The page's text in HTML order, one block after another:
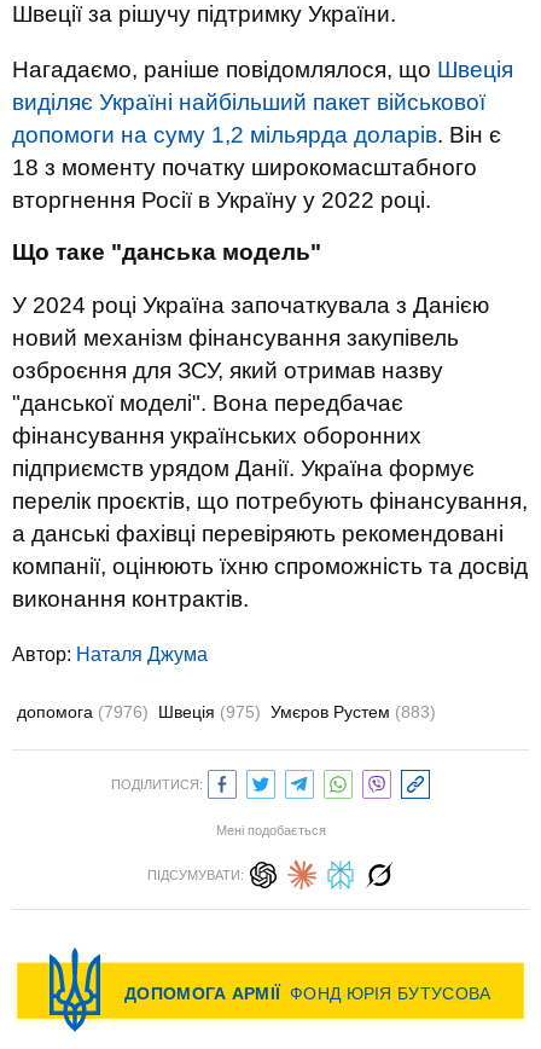
Швеції за рішучу підтримку України.
Нагадаємо, раніше повідомлялося, що Швеція
виділяє Україні найбільший пакет військової
допомоги на суму 1,2 мільярда доларів. Він є
18 з моменту початку широкомасштабного
вторгнення Росії в Україну у 2022 році.
Що таке "данська модель"
У 2024 році Україна започаткувала з Данією
новий механізм фінансування закупівель
озброєння для ЗСУ, який отримав назву
"‎данської моделі". Вона передбачає
фінансування українських оборонних
підприємств урядом Данії. Україна формує
перелік проєктів, що потребують фінансування,
а данські фахівці перевіряють рекомендовані
компанії, оцінюють їхню спроможність та досвід
виконання контрактів.
Автор: Наталя Джума
допомога (7976) Швеція (975) Умєров Рустем (883)
ПОДІЛИТИСЯ:
Мені подобається
ПІДСУМУВАТИ: